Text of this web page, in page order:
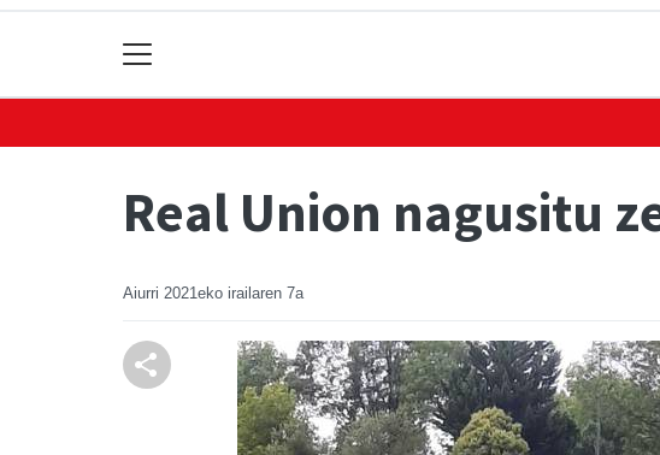
Real Union nagusitu
Aiurri 2021eko irailaren 7a